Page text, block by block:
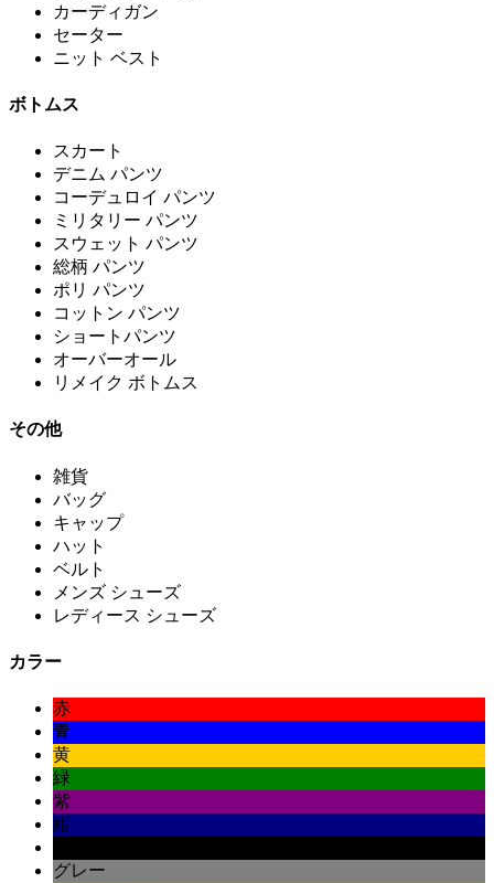
カーディガン
セーター
ニット ベスト
ボトムス
スカート
デニム パンツ
コーデュロイ パンツ
ミリタリー パンツ
スウェット パンツ
総柄 パンツ
ポリ パンツ
コットン パンツ
ショートパンツ
オーバーオール
リメイク ボトムス
その他
雑貨
バッグ
キャップ
ハット
ベルト
メンズ シューズ
レディース シューズ
カラー
赤
青
黄
緑
紫
紺
グレー